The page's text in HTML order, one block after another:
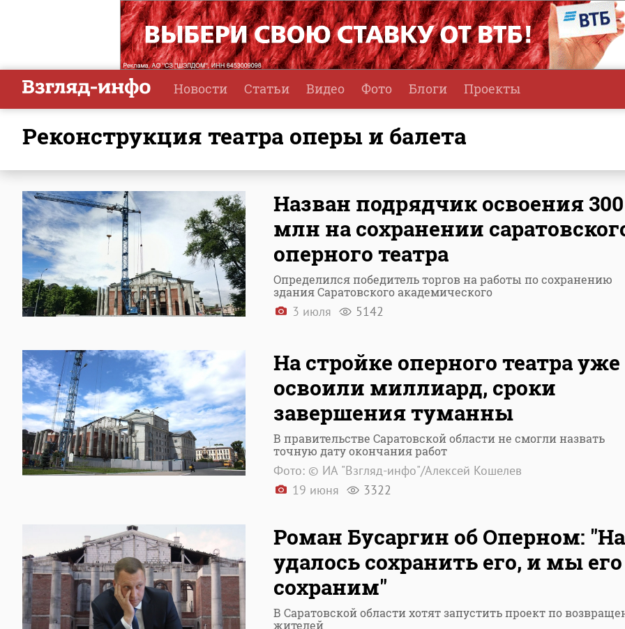
Новости Статьи Видео Фото Блоги Проекты
реконструкция театра оперы и балета
Назван подрядчик освоения 300
млн на сохранении
оперного театра
Определился победитель торгов на работы по сохранению
здания Саратовского академического
3 июля 5142
На стройке оперного театра уже
освоили миллиард, сроки
завершения туманны
В правительстве Саратовской области не смогли назвать
точную дату окончания работ
Фото: © ИА "Взгляд-инфо"/Алексей Кошелев
19 июня
3322
Роман Бусаргин об Оперном:
удалось сохранить его, и мы его
сохраним"
В Саратовской области хотят запустить проект по
жителей